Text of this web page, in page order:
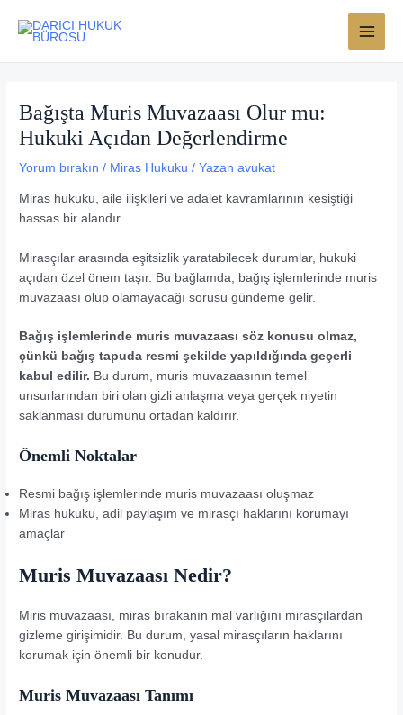
Bağışta Muris Muvazaası Olur mu:
Hukuki Açıdan Değerlendirme
Yorum bırakın / Miras Hukuku / Yazan avukat
Miras hukuku, aile ilişkileri ve adalet kavramlarının kesiştiği
hassas bir alandır.
Mirasçılar arasında eşitsizlik yaratabilecek durumlar, hukuki
açıdan özel önem taşır. Bu bağlamda, bağış işlemlerinde muris
muvazaası olup olamayacağı sorusu gündeme gelir.
Bağış işlemlerinde muris muvazaası söz konusu olmaz,
çünkü bağış tapuda resmi şekilde yapıldığında geçerli
kabul edilir. Bu durum, muris muvazaasının temel
unsurlarından biri olan gizli anlaşma veya gerçek niyetin
saklanması durumunu ortadan kaldırır.
Önemli Noktalar
Resmi bağış işlemlerinde muris muvazaası oluşmaz
Miras hukuku, adil paylaşım ve mirasçı haklarını korumayı
amaçlar
Muris Muvazaası Nedir?
Miris muvazaası, miras bırakanın mal varlığını mirasçılardan
gizleme girişimidir. Bu durum, yasal mirasçıların haklarını
korumak için önemli bir konudur.
Muris Muvazaası Tanımı